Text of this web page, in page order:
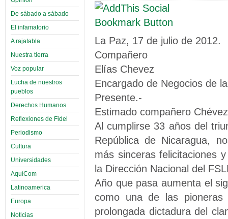
De sábado a sábado
El infamatorio
A rajatabla
Nuestra tierra
Voz popular
Lucha de nuestros
pueblos
Derechos Humanos
Reflexiones de Fidel
Periodismo
Cultura
Universidades
AquíCom
Latinoamerica
Europa
Noticias
La Paz, 17 de julio de 2012.
Compañero
Elías Chevez
Encargado de Negocios de
Presente.-
Estimado compañero
Al cumplirse 33 años del
República de Nicaragua,
más sinceras felicitaciones
la Dirección Nacional del
Año que pasa aumenta el
como una de las
prolongada dictadura del